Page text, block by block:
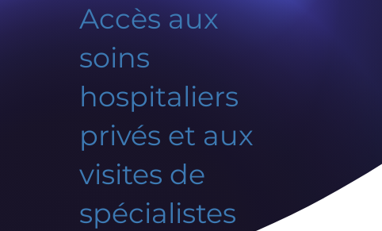
Accès aux
soins
hospitaliers
privés et aux
visites de
spécialistes